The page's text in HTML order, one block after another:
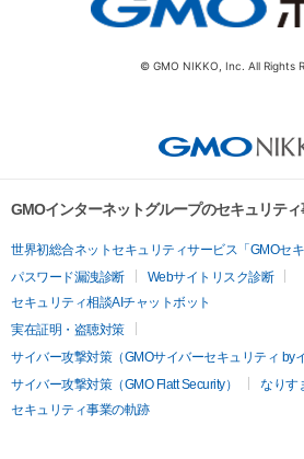
© GMO NIKKO, Inc. All Rights
GMOインターネットグループのセキュリテ
世界初総合ネットセキュリティサービス「GMOセキ
パスワード漏洩診断
Webサイトリスク診断
セキュリティ相談AIチャットボット
実在証明・盗聴対策
サイバー攻撃対策（GMOサイバーセキュリティ by
サイバー攻撃対策（GMO Flatt Security）
なりす
セキュリティ事業の軌跡